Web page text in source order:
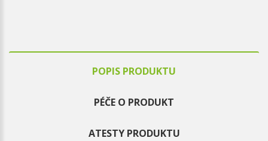
POPIS PRODUKTU
PÉČE O PRODUKT
ATESTY PRODUKTU